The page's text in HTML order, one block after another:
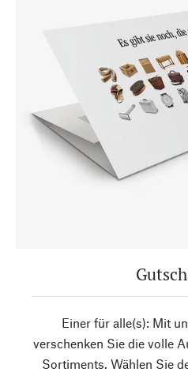
Einer für alle(s): Mit
verschenken Sie die volle
Sortiments. Wählen Sie